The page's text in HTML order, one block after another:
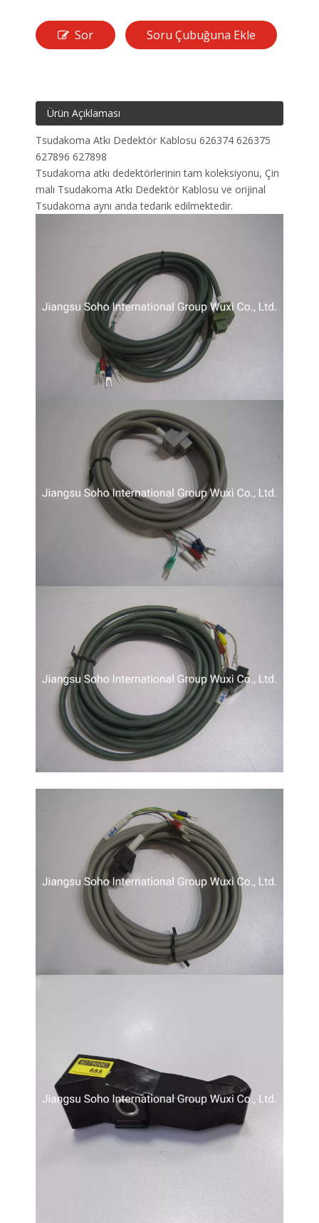
Sor Soru Çubuğuna Ekle
Ürün Açıklaması
Tsudakoma Atkı Dedektör Kablosu 626374 626375
627896 627898
Tsudakoma atkı dedektörlerinin tam koleksiyonu, Çin
malı Tsudakoma Atkı Dedektör Kablosu ve orijinal
Tsudakoma aynı anda tedarik edilmektedir.